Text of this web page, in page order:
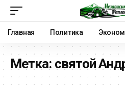
Главная Политика
Метка: святой